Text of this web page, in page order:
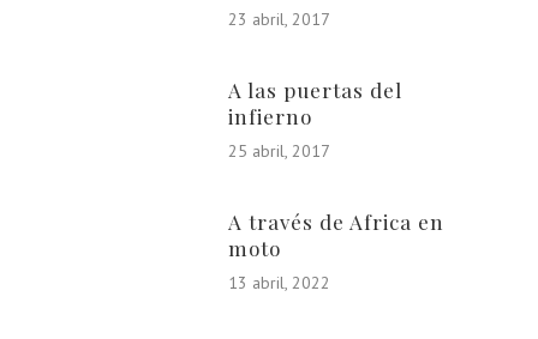
23 abril, 2017
A las puertas del
infierno
25 abril, 2017
A través de Africa en
moto
13 abril, 2022